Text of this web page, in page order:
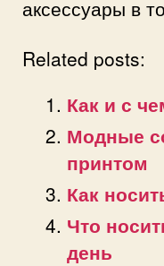
аксессуары в
Related posts:
Как и с
Модные
принтом
Как
Что
день